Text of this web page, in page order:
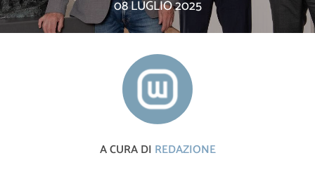
08 LUGLIO 2025
A CURA DI REDAZIONE